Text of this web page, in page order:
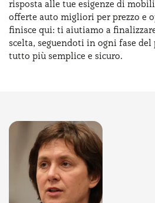
risposta alle tue esigenze di
offerte auto migliori per prezzo e
finisce qui: ti aiutiamo a
scelta, seguendoti in ogni fase del
tutto più semplice e sicuro.